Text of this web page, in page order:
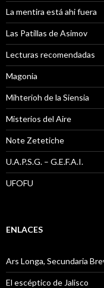
La mentira está ahi fuera
Las Patillas de Asimov
Lecturas recomendadas
Magonia
Mihterioh de la Siensia
Misterios del Aire
Note Zetetiche
U.A.P.S.G. – G.E.F.A.I.
UFOFU
ENLACES
Ars Longa, Secundaria
El escéptico de Jalisco